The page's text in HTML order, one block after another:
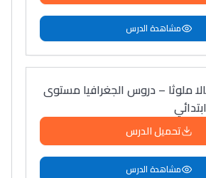
+ de 78
+ de 89
مشاهدة الدرس
ملوثا – دروس الجغرافيا مستوى
تحميل الدرس
مشاهدة الدرس